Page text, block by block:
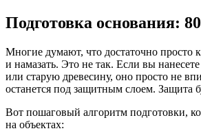
Подготовка основания:
Многие думают, что достаточно просто
и намазать. Это не так. Если вы
или старую древесину, оно просто не
останется под защитным слоем. Защита
Вот пошаговый алгоритм подготовки,
на объектах: